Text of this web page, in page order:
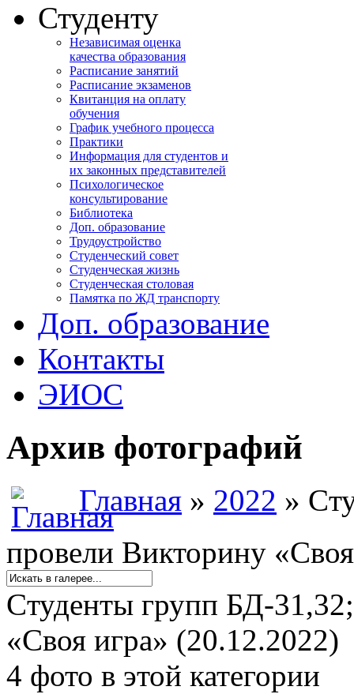
Студенту
Независимая оценка
качества образования
Расписание занятий
Расписание экзаменов
Квитанция на оплату
обучения
График учебного процесса
Практики
Информация для студентов и
их законных представителей
Психологическое
консультирование
Библиотека
Доп. образование
Трудоустройство
Студенческий совет
Студенческая жизнь
Студенческая столовая
Памятка по ЖД транспорту
Доп. образование
Контакты
ЭИОС
Архив фотографий
Главная » 2022 »
провели Викторину
Cтуденты групп БД-
«Своя игра» (20.12.2022)
4 фото в этой категории